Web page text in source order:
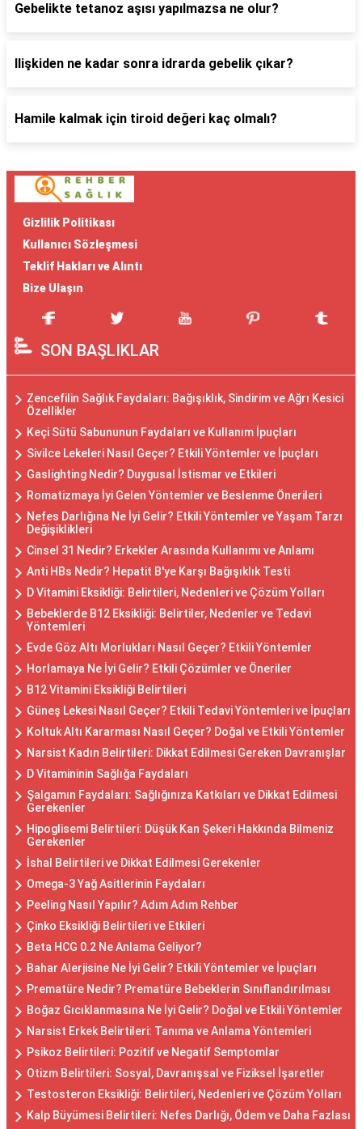
Gebelikte tetanoz aşısı yapılmazsa ne olur?
Ilişkiden ne kadar sonra idrarda gebelik çıkar?
Hamile kalmak için tiroid değeri kaç olmalı?
Gizlilik Politikası
Kullanıcı Sözleşmesi
Teklif Hakları ve Alıntı
Bize Ulaşın
SON BAŞLIKLAR
Zencefilin Sağlık Faydaları: Bağışıklık, Sindirim ve Ağrı Kesici
Özellikler
Keçi Sütü Sabununun Faydaları ve Kullanım İpuçları
Sivilce Lekeleri Nasıl Geçer? Etkili Yöntemler ve İpuçları
Gaslighting Nedir? Duygusal İstismar ve Etkileri
Romatizmaya İyi Gelen Yöntemler ve Beslenme Önerileri
Nefes Darlığına Ne İyi Gelir? Etkili Yöntemler ve Yaşam Tarzı
Değişiklikleri
Cinsel 31 Nedir? Erkekler Arasında Kullanımı ve Anlamı
Anti HBs Nedir? Hepatit B'ye Karşı Bağışıklık Testi
D Vitamini Eksikliği: Belirtileri, Nedenleri ve Çözüm Yolları
Bebeklerde B12 Eksikliği: Belirtiler, Nedenler ve Tedavi
Yöntemleri
Evde Göz Altı Morlukları Nasıl Geçer? Etkili Yöntemler
Horlamaya Ne İyi Gelir? Etkili Çözümler ve Öneriler
B12 Vitamini Eksikliği Belirtileri
Güneş Lekesi Nasıl Geçer? Etkili Tedavi Yöntemleri ve İpuçları
Koltuk Altı Kararması Nasıl Geçer? Doğal ve Etkili Yöntemler
Narsist Kadın Belirtileri: Dikkat Edilmesi Gereken Davranışlar
D Vitamininin Sağlığa Faydaları
Şalgamın Faydaları: Sağlığınıza Katkıları ve Dikkat Edilmesi
Gerekenler
Hipoglisemi Belirtileri: Düşük Kan Şekeri Hakkında Bilmeniz
Gerekenler
İshal Belirtileri ve Dikkat Edilmesi Gerekenler
Omega-3 Yağ Asitlerinin Faydaları
Peeling Nasıl Yapılır? Adım Adım Rehber
Çinko Eksikliği Belirtileri ve Etkileri
Beta HCG 0.2 Ne Anlama Geliyor?
Bahar Alerjisine Ne İyi Gelir? Etkili Yöntemler ve İpuçları
Prematüre Nedir? Prematüre Bebeklerin Sınıflandırılması
Boğaz Gıcıklanmasına Ne İyi Gelir? Doğal ve Etkili Yöntemler
Narsist Erkek Belirtileri: Tanıma ve Anlama Yöntemleri
Psikoz Belirtileri: Pozitif ve Negatif Semptomlar
Otizm Belirtileri: Sosyal, Davranışsal ve Fiziksel İşaretler
Testosteron Eksikliği: Belirtileri, Nedenleri ve Çözüm Yolları
Kalp Büyümesi Belirtileri: Nefes Darlığı, Ödem ve Daha Fazlası